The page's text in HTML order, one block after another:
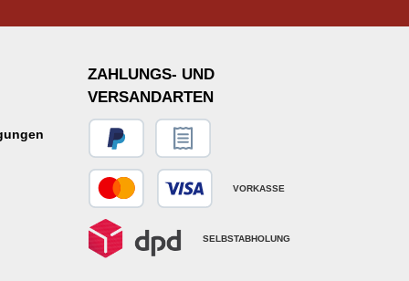
ZAHLUNGS- UND
VERSANDARTEN
VORKASSE
SELBSTABHOLUNG